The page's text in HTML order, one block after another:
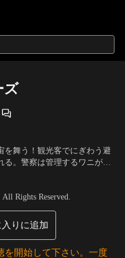
ズ
を舞う！観光客でにぎわう避
る。警察は管理するワニが逃
Rights Reserved.
りに追加
を開始して下さい。一度